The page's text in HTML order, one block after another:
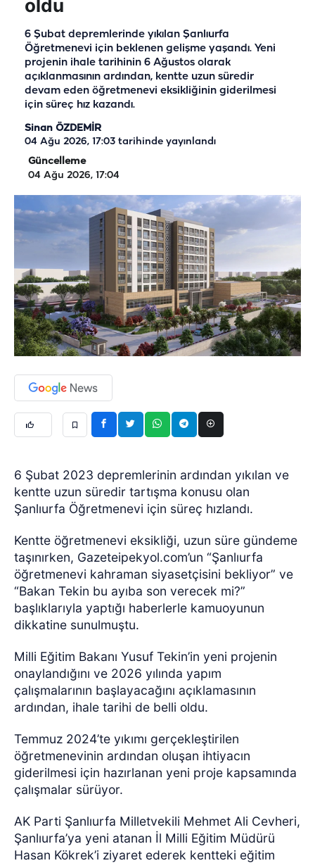
oldu
6 Şubat depremlerinde yıkılan Şanlıurfa
Öğretmenevi için beklenen gelişme yaşandı. Yeni
projenin ihale tarihinin 6 Ağustos olarak
açıklanmasının ardından, kentte uzun süredir
devam eden öğretmenevi eksikliğinin giderilmesi
için süreç hız kazandı.
Sinan ÖZDEMİR
04 Ağu 2026, 17:03 tarihinde yayınlandı
Güncelleme
04 Ağu 2026, 17:04
6 Şubat 2023 depremlerinin ardından yıkılan ve
kentte uzun süredir tartışma konusu olan
Şanlıurfa Öğretmenevi için süreç hızlandı.
Kentte öğretmenevi eksikliği, uzun süre gündeme
taşınırken, Gazeteipekyol.com’un “Şanlıurfa
öğretmenevi kahraman siyasetçisini bekliyor” ve
“Bakan Tekin bu ayıba son verecek mi?”
başlıklarıyla yaptığı haberlerle kamuoyunun
dikkatine sunulmuştu.
Milli Eğitim Bakanı Yusuf Tekin’in yeni projenin
onaylandığını ve 2026 yılında yapım
çalışmalarının başlayacağını açıklamasının
ardından, ihale tarihi de belli oldu.
Temmuz 2024’te yıkımı gerçekleştirilen
öğretmenevinin ardından oluşan ihtiyacın
giderilmesi için hazırlanan yeni proje kapsamında
çalışmalar sürüyor.
AK Parti Şanlıurfa Milletvekili Mehmet Ali Cevheri,
Şanlıurfa’ya yeni atanan İl Milli Eğitim Müdürü
Hasan Kökrek’i ziyaret ederek kentteki eğitim